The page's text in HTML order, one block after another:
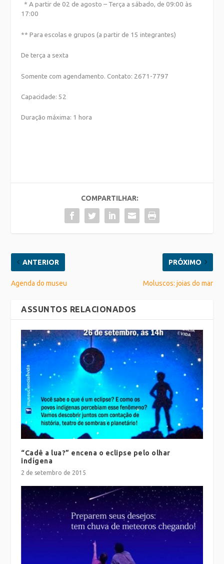
* A partir de 02 de agosto – Terça a sábado, de 09:00 às
17:00
** Para escolas e grupos (a partir de 15 integrantes)
De terça a sexta
Somente com agendamento. Contato: 2671-7797
Capacidade: 52
Duração máxima: 1 hora
COMPARTILHAR:
ANTERIOR
Agenda do museu
PRÓXIMO
Moluscos: joias do mar
ASSUNTOS RELACIONADOS
“Cadê a lua?” encena o eclipse pelo olhar
indígena
2 de setembro de 2015